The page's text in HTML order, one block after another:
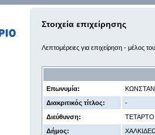
Στοιχεία επιχείρησης
Λεπτομέρειες για επιχείρηση - μέλος
Επωνυμία:
Διακριτικός τίτλος:
-
Διεύθυνση:
ΤΕΤΑΡΤΟ
Δήμος: